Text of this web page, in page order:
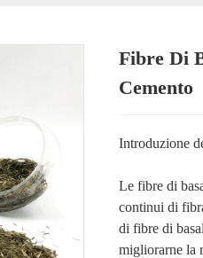
Fibre Di
Cemento
Introduzione
Le fibre di
continui di
di fibre di
migliorarne la